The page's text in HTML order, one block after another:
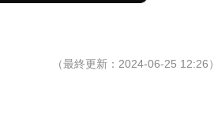
（最終更新：2024-06-25 12:26）